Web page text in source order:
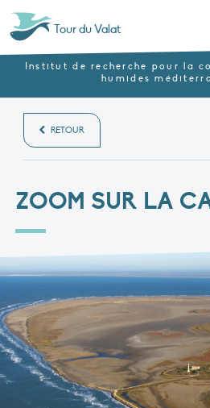
Tour du Valat
Institut de recherche pour la
humides
RETOUR
ZOOM SUR LA